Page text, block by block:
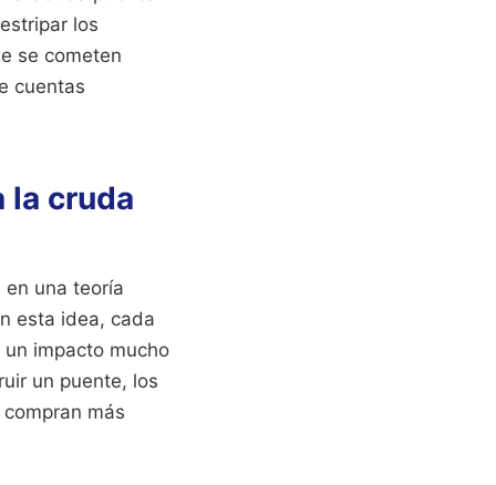
los
se cometen
cuentas
la cruda
una teoría
esta idea, cada
impacto mucho
un puente, los
más